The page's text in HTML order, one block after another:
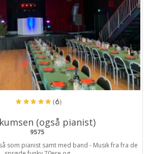
(6)
(også pianist)
9575
som pianist samt med band - Musik fra fra de